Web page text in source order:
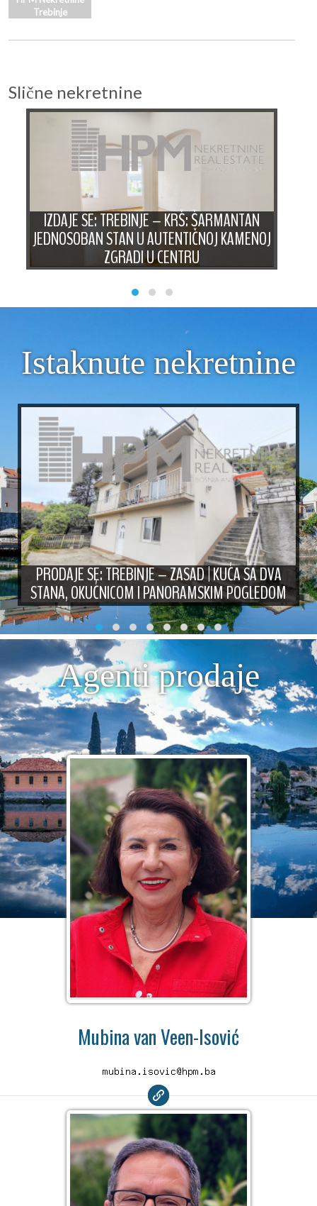
Trebinje
Slične nekretnine
IZDAJE SE: TREBINJE – KRŠ: ŠARMANTAN
JEDNOSOBAN STAN U AUTENTIČNOJ KAMENOJ
ZGRADI U CENTRU
Istaknute nekretnine
PRODAJE SE: TREBINJE – ZASAD | KUĆA SA DVA
STANA, OKUĆNICOM I PANORAMSKIM POGLEDOM
Agenti prodaje
Mubina van Veen-Isović